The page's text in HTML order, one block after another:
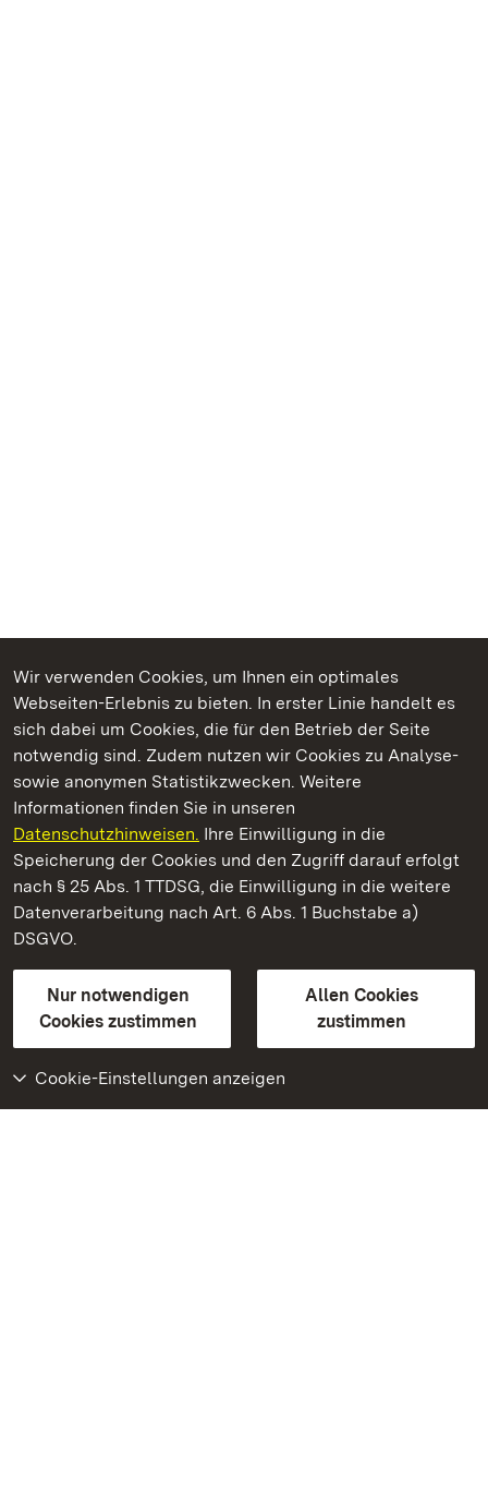
Wir verwenden Cookies, um Ihnen ein optimales
Webseiten-Erlebnis zu bieten. In erster Linie handelt es
sich dabei um Cookies, die für den Betrieb der Seite
notwendig sind. Zudem nutzen wir Cookies zu Analyse-
sowie anonymen Statistikzwecken. Weitere
Informationen finden Sie in unseren
Datenschutzhinweisen. Ihre Einwilligung in die
Speicherung der Cookies und den Zugriff darauf erfolgt
nach § 25 Abs. 1 TTDSG, die Einwilligung in die weitere
Datenverarbeitung nach Art. 6 Abs. 1 Buchstabe a)
DSGVO.
Nur notwendigen
Cookies zustimmen
Allen Cookies
zustimmen
Cookie-Einstellungen anzeigen
Kommen. Staunen. Genießen.
Schloss Bruchsal
Staatliche Schlösser und Gärten Baden-Württemberg
Kontakt
GebärdenspracheLeichte Sprache
Erklärung zur Barrierefreiheit
BITV-konform (geprüfte Seiten)
Weiteres